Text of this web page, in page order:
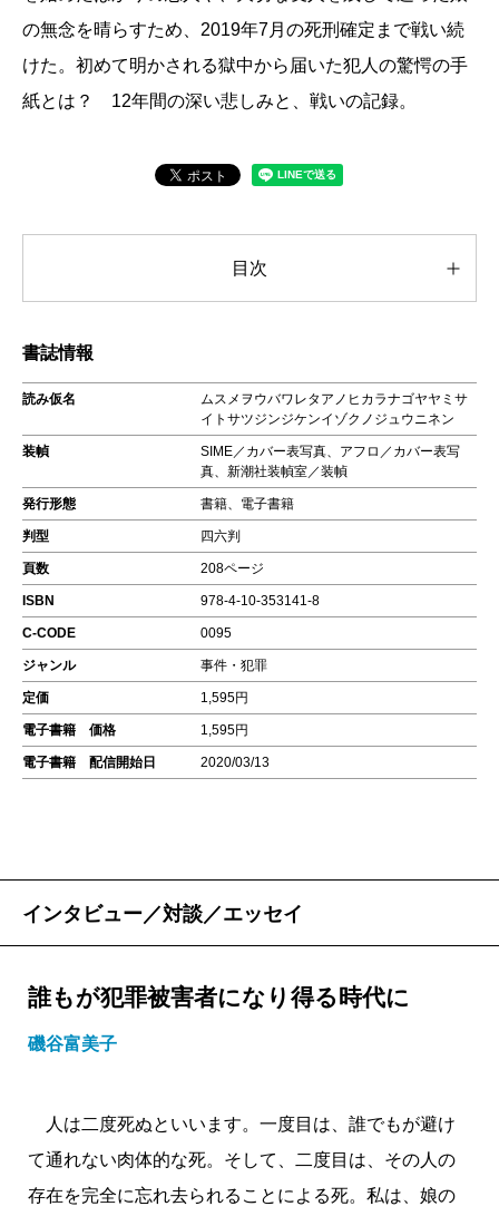
の無念を晴らすため、2019年7月の死刑確定まで戦い続
けた。初めて明かされる獄中から届いた犯人の驚愕の手
紙とは？ 12年間の深い悲しみと、戦いの記録。
目次
書誌情報
読み仮名
ムスメヲウバワレタアノヒカラナゴヤヤミサ
イトサツジンジケンイゾクノジュウニネン
装幀
SIME／カバー表写真、アフロ／カバー表写
真、新潮社装幀室／装幀
発行形態 書籍、電子書籍
判型 四六判
頁数 208ページ
ISBN 978-4-10-353141-8
C-CODE 0095
ジャンル 事件・犯罪
定価 1,595円
電子書籍 価格 1,595円
電子書籍 配信開始日 2020/03/13
インタビュー／対談／エッセイ
誰もが犯罪被害者になり得る時代に
磯谷富美子
人は二度死ぬといいます。一度目は、誰でもが避け
て通れない肉体的な死。そして、二度目は、その人の
存在を完全に忘れ去られることによる死。私は、娘の